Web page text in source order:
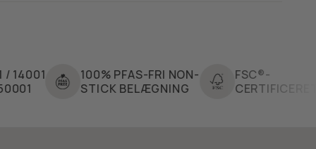
100% PFAS-FRI NON-
STICK BELÆGNING
FSC®-
CERTIFICERET TRÆ